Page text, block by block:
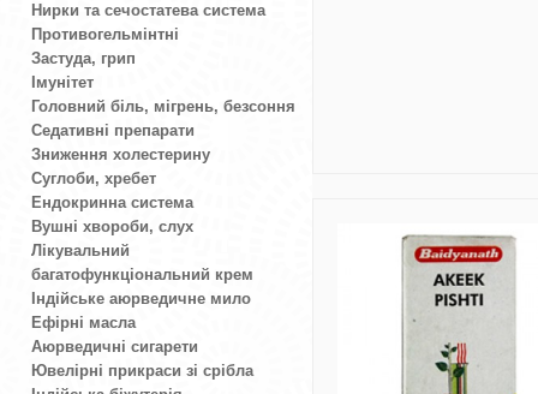
Нирки та сечостатева система
Противогельмінтні
Застуда, грип
Імунітет
Головний біль, мігрень, безсоння
Седативні препарати
Зниження холестерину
Суглоби, хребет
Ендокринна система
Вушні хвороби, слух
Лікувальний
багатофункціональний крем
Індійське аюрведичне мило
Ефірні масла
Аюрведичні сигарети
Ювелірні прикраси зі срібла